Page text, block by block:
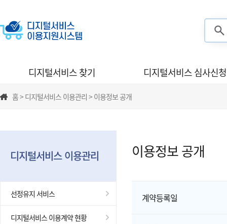
디지털서비스 찾기 디지털서비스 심사신청
홈 > 디지털서비스 이용관리 > 이용정보 공개
디지털서비스 이용관리
선정유지 서비스
디지털서비스 이용계약 현황
이용정보 공개
계약등록일